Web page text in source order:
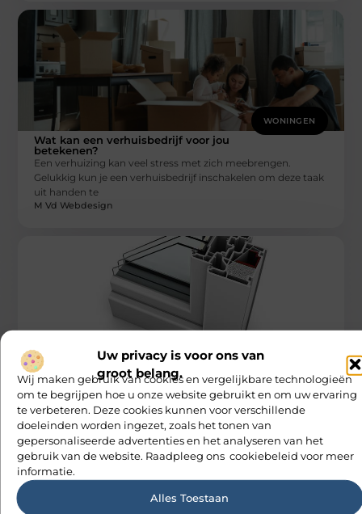
Uw privacy is voor ons van
groot belang.
Wij maken gebruik van cookies en vergelijkbare technologieën
om te begrijpen hoe u onze website gebruikt en om uw ervaring
te verbeteren. Deze cookies kunnen voor verschillende
doeleinden worden ingezet, zoals het tonen van
gepersonaliseerde advertenties en het analyseren van het
gebruik van de website. Raadpleeg ons cookiebeleid voor meer
informatie.
Alles Toestaan
WONINGEN
Wat kan een verhuisbedrijf voor jou
betekenen?
Een verhuizing kan veel stress met zich meebrengen.
Gelukkig kun je een verhuisbedrijf inschakelen om deze taak
uit handen te
M Vd Webdesign
De voordelen van 3 dubbelglas voor
bedrijfspanden
Wilt u uw bedrijfspand optimaal isoleren, zodat u beschut
bent tegen onnodige kou? Dan kiest u voor 3 dubbelglas
voor
M Vd Webdesign